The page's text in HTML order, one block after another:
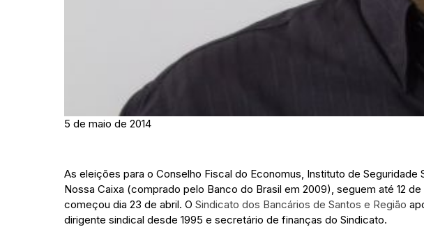
5 de maio de 2014
As eleições para o Conselho Fiscal do Economus, Instituto de Seguridade
Nossa Caixa (comprado pelo Banco do Brasil em 2009), seguem até 12
começou dia 23 de abril. O Sindicato dos Bancários de Santos e Região
dirigente sindical desde 1995 e secretário de finanças do Sindicato.